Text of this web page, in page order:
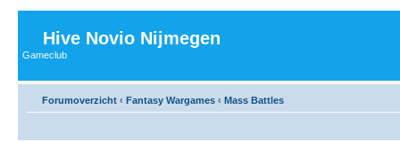
Hive Novio Nijmegen
Gameclub
Forumoverzicht ‹ Fantasy Wargames ‹ Mass Battles